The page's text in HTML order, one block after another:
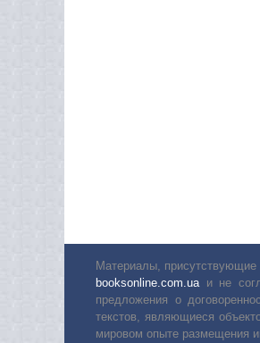
Материалы,
booksonline.com.ua и не
предложения о
текстов, являющиеся
мировом опыте размещения